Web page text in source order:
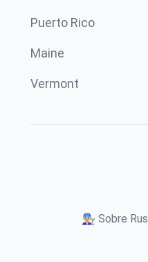
Puerto Rico
Maine
Vermont
👨🏼‍🔧 Sobre